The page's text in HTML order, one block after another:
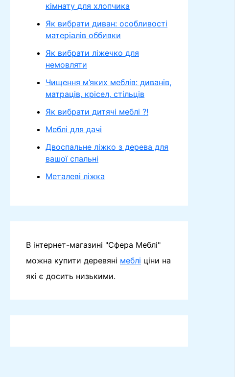
кімнату для хлопчика
Як вибрати диван: особливості
матеріалів оббивки
Як вибрати ліжечко для
немовляти
Чищення м’яких меблів: диванів,
матраців, крісел, стільців
Як вибрати дитячі меблі ?!
Меблі для дачі
Двоспальне ліжко з дерева для
вашої спальні
Металеві ліжка
В інтернет-магазині "Сфера Меблі"
можна купити деревяні меблі ціни на
які є досить низькими.